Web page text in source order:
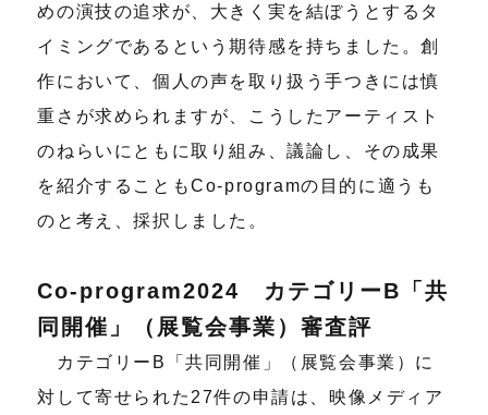
めの演技の追求が、大きく実を結ぼうとするタ
イミングであるという期待感を持ちました。創
作において、個人の声を取り扱う手つきには慎
重さが求められますが、こうしたアーティスト
のねらいにともに取り組み、議論し、その成果
を紹介することもCo-programの目的に適うも
のと考え、採択しました。
Co-program2024 カテゴリーB「共
同開催」（展覧会事業）審査評
カテゴリーB「共同開催」（展覧会事業）に
対して寄せられた27件の申請は、映像メディア